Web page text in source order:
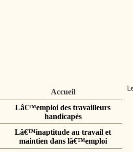
Accueil
Lâ€™emploi des travailleurs
handicapés
Lâ€™inaptitude au travail et
maintien dans lâ€™emploi